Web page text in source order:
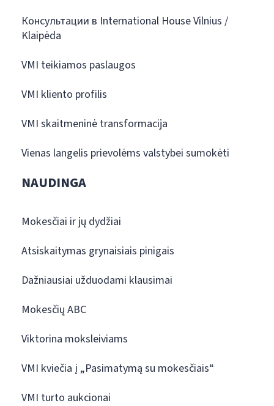
Консультации в International House Vilnius /
Klaipėda
VMI teikiamos paslaugos
VMI kliento profilis
VMI skaitmeninė transformacija
Vienas langelis prievolėms valstybei sumokėti
NAUDINGA
Mokesčiai ir jų dydžiai
Atsiskaitymas grynaisiais pinigais
Dažniausiai užduodami klausimai
Mokesčių ABC
Viktorina moksleiviams
VMI kviečia į „Pasimatymą su mokesčiais“
VMI turto aukcionai